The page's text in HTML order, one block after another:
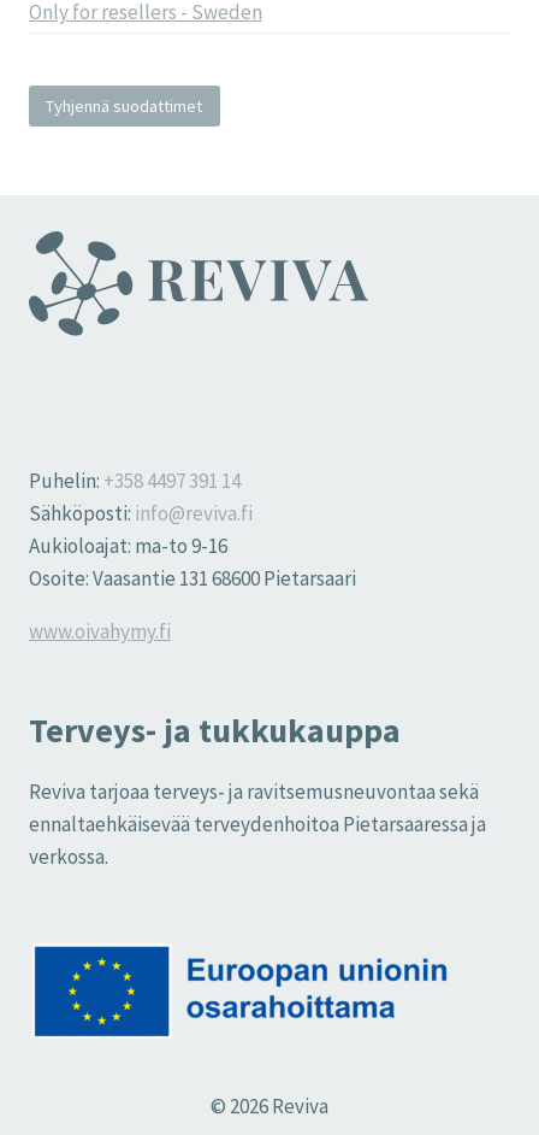
Only for resellers - Sweden
Tyhjennä suodattimet
Puhelin: +358 4497 391 14
Sähköposti: info@reviva.fi
Aukioloajat: ma-to 9-16
Osoite: Vaasantie 131 68600 Pietarsaari
www.oivahymy.fi
Terveys- ja tukkukauppa
Reviva tarjoaa terveys- ja ravitsemusneuvontaa sekä
ennaltaehkäisevää terveydenhoitoa Pietarsaaressa ja
verkossa.
© 2026 Reviva